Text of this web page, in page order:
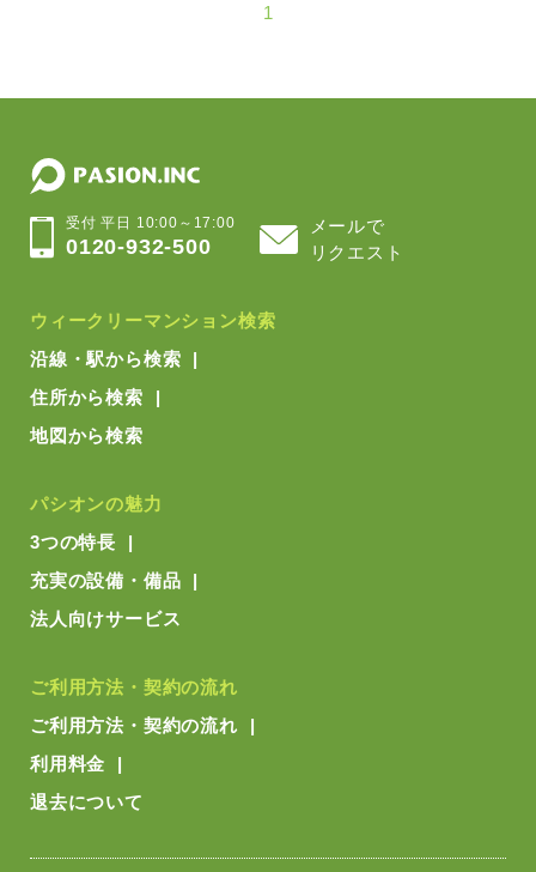
1
受付 平日 10:00～17:00
0120-932-500
メールで
リクエスト
ウィークリーマンション検索
沿線・駅から検索
住所から検索
地図から検索
パシオンの魅力
3つの特長
充実の設備・備品
法人向けサービス
ご利用方法・契約の流れ
ご利用方法・契約の流れ
利用料金
退去について